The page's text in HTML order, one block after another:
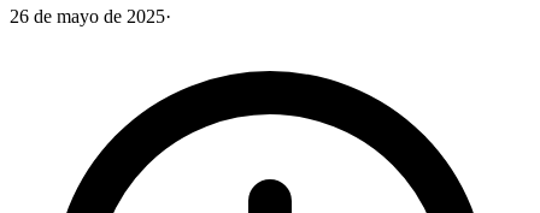
26 de mayo de 2025·